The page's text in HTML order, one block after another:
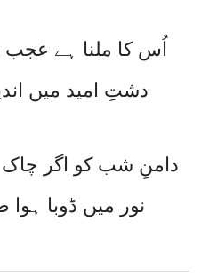
اُس کا ملنا ہے عجب
دشتِ امید میں
دامنِ شب کو اگر چاک
نور میں ڈوبا ہوا